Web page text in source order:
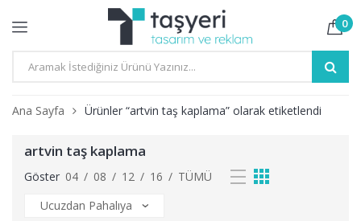
0
Ana Sayfa Ürünler “artvin taş kaplama” olarak etiketlendi
artvin taş kaplama
Göster 04 / 08 / 12 / 16 / TÜMÜ